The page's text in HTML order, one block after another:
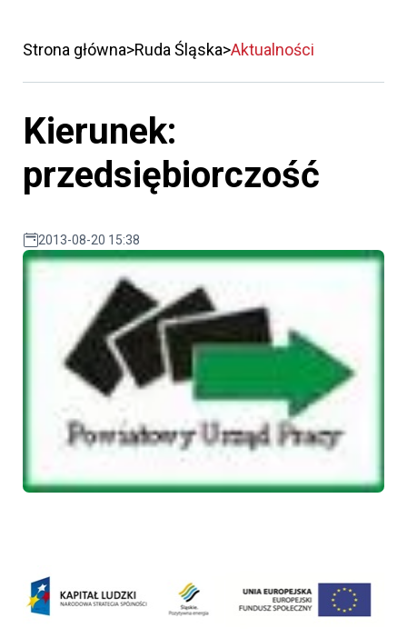
Strona główna Ruda Śląska Aktualności
Kierunek:
przedsiębiorczość
2013-08-20 15:38